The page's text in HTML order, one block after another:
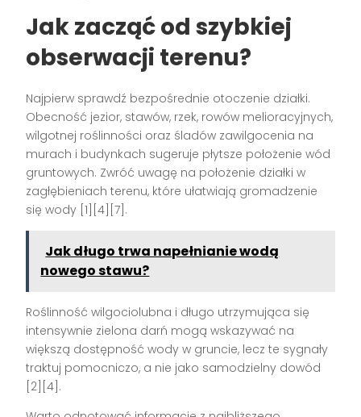
Jak zacząć od szybkiej
obserwacji terenu?
Najpierw sprawdź bezpośrednie otoczenie działki.
Obecność jezior, stawów, rzek, rowów melioracyjnych,
wilgotnej roślinności oraz śladów zawilgocenia na
murach i budynkach sugeruje płytsze położenie wód
gruntowych. Zwróć uwagę na położenie działki w
zagłębieniach terenu, które ułatwiają gromadzenie
się wody [1][4][7].
Jak długo trwa napełnianie wodą
nowego stawu?
Roślinność wilgociolubna i długo utrzymująca się
intensywnie zielona darń mogą wskazywać na
większą dostępność wody w gruncie, lecz te sygnały
traktuj pomocniczo, a nie jako samodzielny dowód
[2][4].